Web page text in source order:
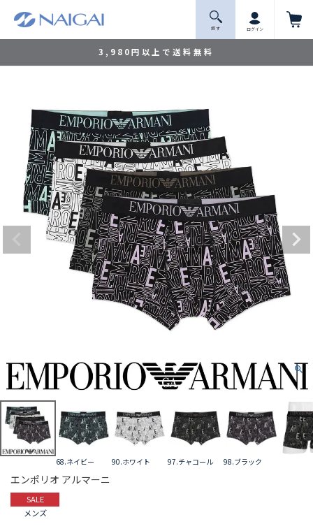
3,980円以上で送料無料
探 す ログイン
68.ネイビー 90.ホワイト 97.チャコール 98.ブラック
エンポリオ アルマーニ
SALE
メンズ